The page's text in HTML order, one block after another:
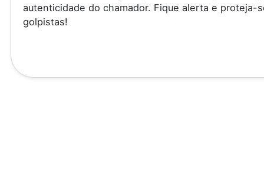
autenticidade do chamador. Fique alerta e proteja-
golpistas!